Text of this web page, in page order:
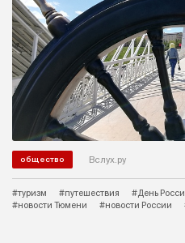
общество Вслух.ру
#туризм #путешествия #День
#новости Тюмени
#новости России